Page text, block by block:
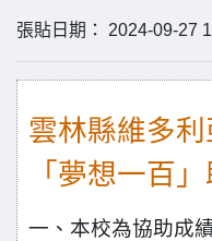
張貼日期： 2024-09-27
雲林縣維多
「夢想一百
一、本校為協助成